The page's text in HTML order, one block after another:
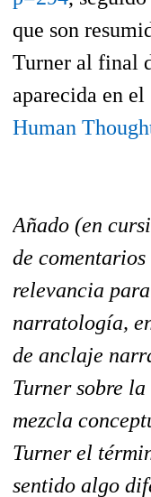
que son
Turner al final
aparecida en el
Human
Añado (en
de
relevancia
narratología,
de anclaje
Turner sobre
mezcla
Turner el
sentido algo